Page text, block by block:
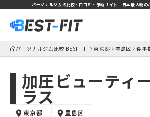
パーソナルジムの比較・口コミ・予約サイト｜日本最大級の
パーソナルジム比較 BEST-FIT 東京都 豊島区 食事
加圧ビューティ
ラス
東京都
豊島区